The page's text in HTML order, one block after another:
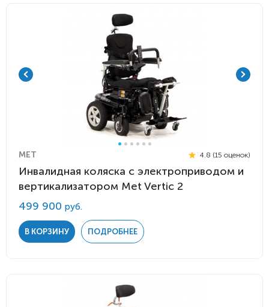
MET 4.8 (15 оценок)
Инвалидная коляска с электроприводом и
вертикализатором Met Vertic 2
499 900 руб.
В КОРЗИНУ ПОДРОБНЕЕ